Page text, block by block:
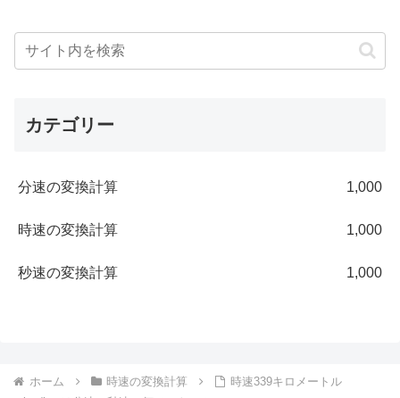
カテゴリー
分速の変換計算 1,000
時速の変換計算 1,000
秒速の変換計算 1,000
ホーム 時速の変換計算
時速339キロメートル